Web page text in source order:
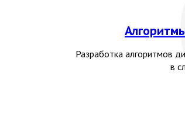
Разработка алгоритмов
в